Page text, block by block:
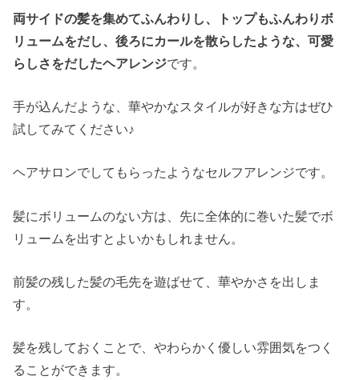
両サイドの髪を集めてふんわりし、トップもふんわりボ
リュームをだし、後ろにカールを散らしたような、可愛
らしさをだしたヘアレンジです。
手が込んだような、華やかなスタイルが好きな方はぜひ
試してみてください♪
ヘアサロンでしてもらったようなセルフアレンジです。
髪にボリュームのない方は、先に全体的に巻いた髪でボ
リュームを出すとよいかもしれません。
前髪の残した髪の毛先を遊ばせて、華やかさを出しま
す。
髪を残しておくことで、やわらかく優しい雰囲気をつく
ることができます。